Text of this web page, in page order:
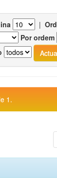
|
Por ordem
1.